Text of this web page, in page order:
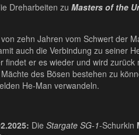
Dreharbeiten zu Masters of the
zehn Jahren vom Schwert der
auch die Verbindung zu seiner
findet er es wieder und wird
des Bösen bestehen zu
He-Man verwandeln.
Die Stargate SG-1-Schurkin